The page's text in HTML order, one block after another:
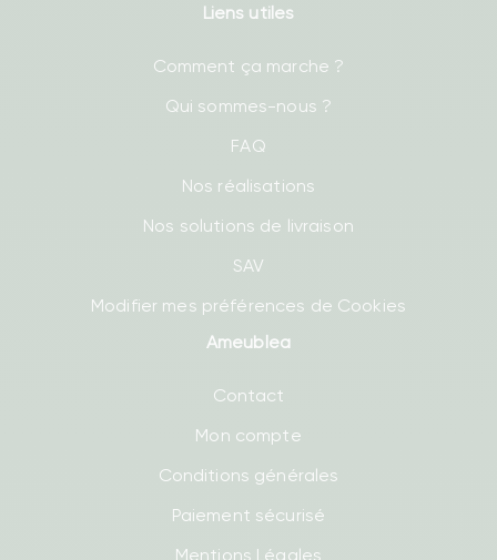
Liens utiles
Comment ça marche ?
Qui sommes-nous ?
FAQ
Nos réalisations
Nos solutions de livraison
SAV
Modifier mes préférences de Cookies
Ameublea
Contact
Mon compte
Conditions générales
Paiement sécurisé
Mentions Légales